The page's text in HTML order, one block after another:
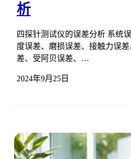
析
四探针测试仪的误差分析 系统
度误差、磨损误差、接触力误
差、受阿贝误差、…
2024年9月25日